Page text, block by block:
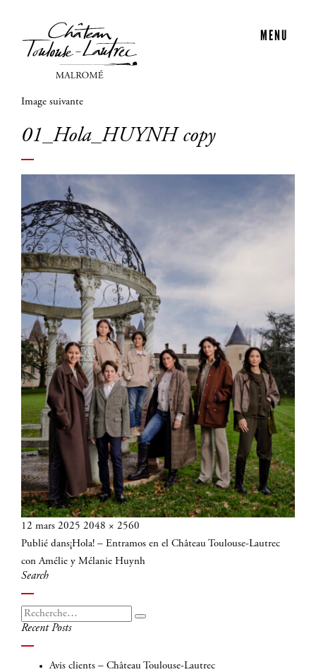
MENU
Image suivante
01_Hola_HUYNH copy
Publié
le
12 mars 2025 Taille
réelle
2048 × 2560
Navigation
l’article
Publié dans¡Hola! – Entramos en el Château Toulouse-Lautrec
con Amélie y Mélanie Huynh
Search
Recherche
pour
:
Recherche
Recent Posts
Avis clients – Château Toulouse-Lautrec